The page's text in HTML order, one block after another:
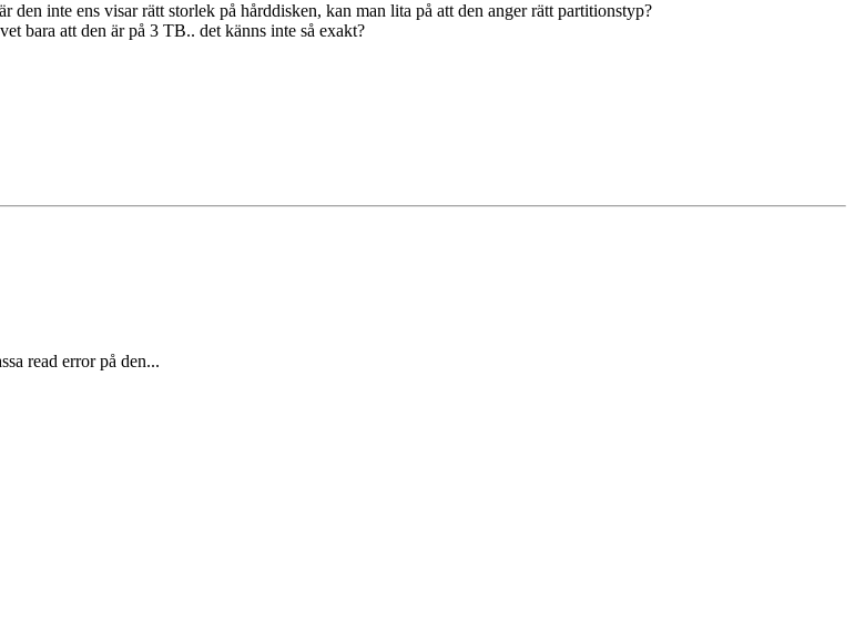
inte ens visar rätt storlek på hårddisken, kan man lita på att den anger rätt partitionstyp?
bara att den är på 3 TB.. det känns inte så exakt?
read error på den...